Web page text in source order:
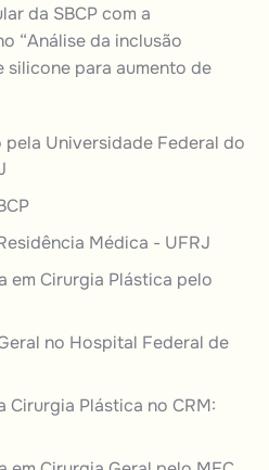
da SBCP com a
“Análise da inclusão
silicone para aumento de
Universidade Federal do
Médica - UFRJ
em Cirurgia Plástica pelo
no Hospital Federal de
Cirurgia Plástica no CRM: